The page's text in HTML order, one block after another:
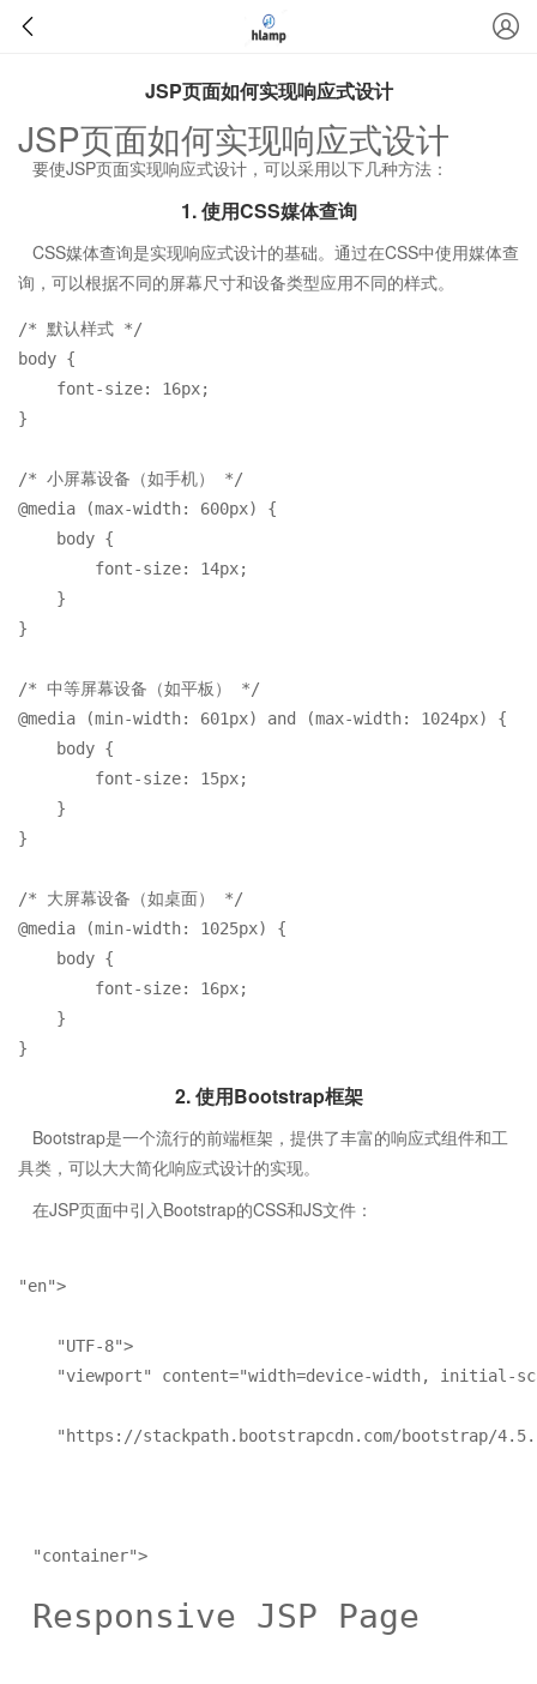
JSP页面如何实现响应式设计
JSP页面如何实现响应式设计
要使JSP页面实现响应式设计，可以采用以下几种方法：
1. 使用CSS媒体查询
CSS媒体查询是实现响应式设计的基础。通过在CSS中使用媒体查
询，可以根据不同的屏幕尺寸和设备类型应用不同的样式。
/* 默认样式 */
body {
font-size: 16px;
}
/* 小屏幕设备（如手机） */
@media (max-width: 600px) {
body {
font-size: 14px;
    }
}
/* 中等屏幕设备（如平板） */
@media (min-width: 601px) and (max-width: 1024px) {
body {
font-size: 15px;
    }
}
/* 大屏幕设备（如桌面） */
@media (min-width: 1025px) {
body {
font-size: 16px;
    }
2. 使用Bootstrap框架
Bootstrap是一个流行的前端框架，提供了丰富的响应式组件和工
具类，可以大大简化响应式设计的实现。
在JSP页面中引入Bootstrap的CSS和JS文件：
"en">
"UTF-8">
"viewport" content="width=device-width, initial-
"https://stackpath.bootstrapcdn.com/bootstrap/
"container">
Responsive JSP Page